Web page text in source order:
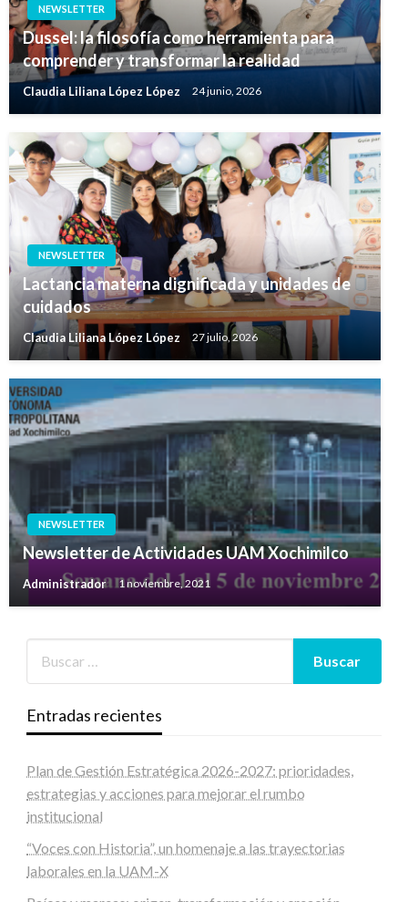
NEWSLETTER
Dussel: la filosofía como herramienta para
comprender y transformar la realidad
Claudia Liliana López López 24 junio, 2026
NEWSLETTER
Lactancia materna dignificada y unidades de
cuidados
Claudia Liliana López López 27 julio, 2026
NEWSLETTER
Newsletter de Actividades UAM Xochimilco
Administrador 1 noviembre, 2021
Entradas recientes
Plan de Gestión Estratégica 2026-2027: prioridades,
estrategias y acciones para mejorar el rumbo
institucional
“Voces con Historia”, un homenaje a las trayectorias
laborales en la UAM-X